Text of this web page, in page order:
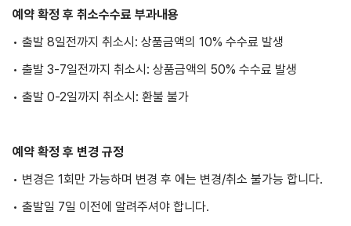
예약 확정 후 취소수수료 부과내용
• 출발 8일전까지 취소시: 상품금액의 10% 수수료 발생
• 출발 3-7일전까지 취소시: 상품금액의 50% 수수료 발생
• 출발 0-2일까지 취소시: 환불 불가
예약 확정 후 변경 규정
• 변경은 1회만 가능하며 변경 후 에는 변경/취소 불가능 합니다.
• 출발일 7일 이전에 알려주셔야 합니다.